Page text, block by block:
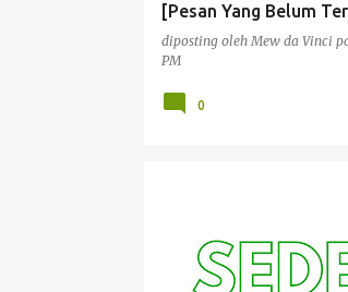
[Pesan Yang Belum
diposting olehMew da Vinci
PM
0